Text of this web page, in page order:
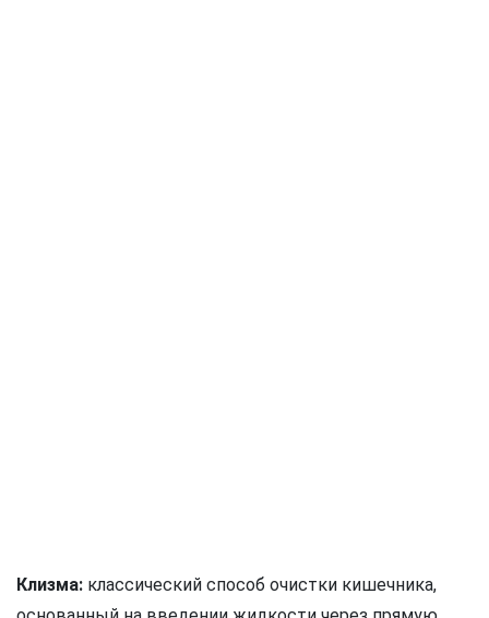
Клизма: классический способ очистки кишечника,